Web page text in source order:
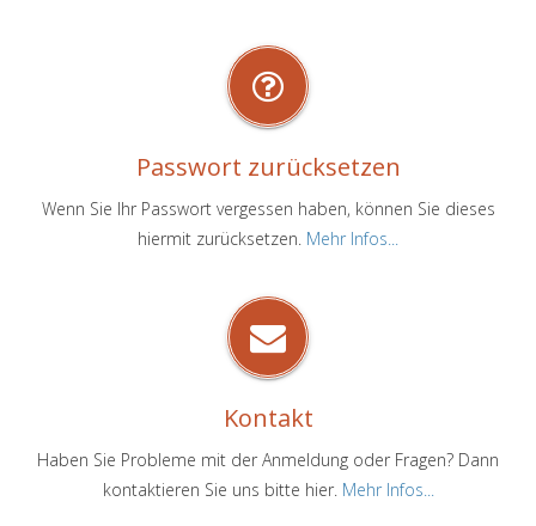
Passwort zurücksetzen
Wenn Sie Ihr Passwort vergessen haben, können Sie dieses
hiermit zurücksetzen. Mehr Infos...
Kontakt
Haben Sie Probleme mit der Anmeldung oder Fragen? Dann
kontaktieren Sie uns bitte hier. Mehr Infos...